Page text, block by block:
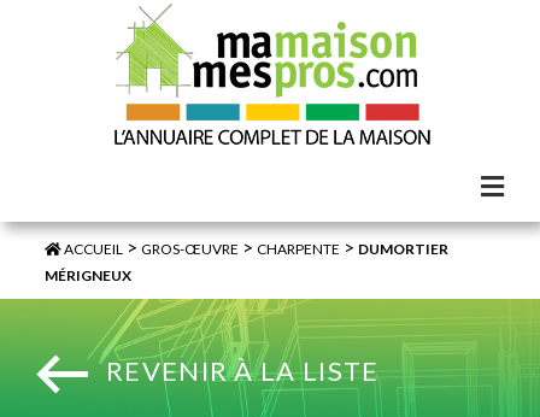
ACCUEIL >GROS-ŒUVRE >CHARPENTE > DUMORTIER
MÉRIGNEUX
REVENIR À LA LISTE